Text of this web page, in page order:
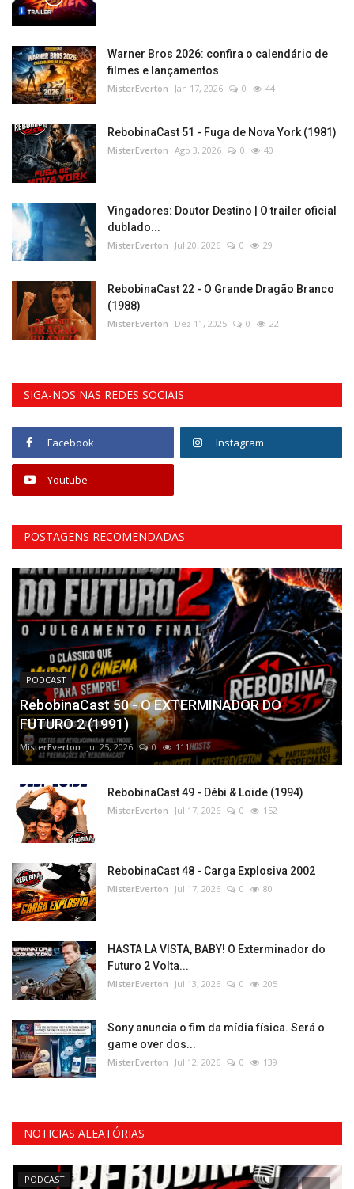
Warner Bros 2026: confira o calendário de
filmes e lançamentos
MisterEverton Jan 17, 2026 0 44
RebobinaCast 51 - Fuga de Nova York (1981)
MisterEverton Ago 3, 2026 0 40
Vingadores: Doutor Destino | O trailer oficial
dublado...
MisterEverton Jul 20, 2026 0 29
RebobinaCast 22 - O Grande Dragão Branco
(1988)
MisterEverton Dez 11, 2025 0 22
SIGA-NOS NAS REDES SOCIAIS
Facebook Instagram
Youtube
POSTAGENS RECOMENDADAS
PODCAST
RebobinaCast 50 - O EXTERMINADOR DO
FUTURO 2 (1991)
MisterEverton Jul 25, 2026 0 111
RebobinaCast 49 - Débi & Loide (1994)
MisterEverton Jul 17, 2026 0 152
RebobinaCast 48 - Carga Explosiva 2002
MisterEverton Jul 17, 2026 0 80
HASTA LA VISTA, BABY! O Exterminador do
Futuro 2 Volta...
MisterEverton Jul 13, 2026 0 205
Sony anuncia o fim da mídia física. Será o
game over dos...
MisterEverton Jul 12, 2026 0 139
NOTICIAS ALEATÓRIAS
PODCAST